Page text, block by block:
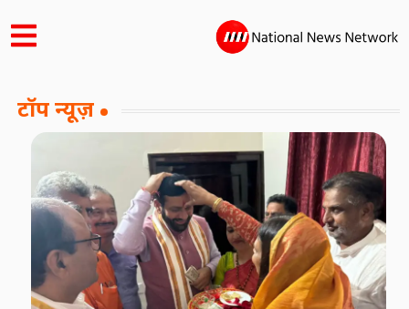
टॉप न्यूज़